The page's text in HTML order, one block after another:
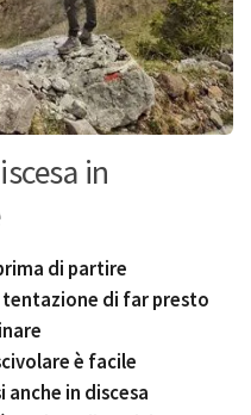
in
di partire
tentazione di far presto
è facile
in discesa